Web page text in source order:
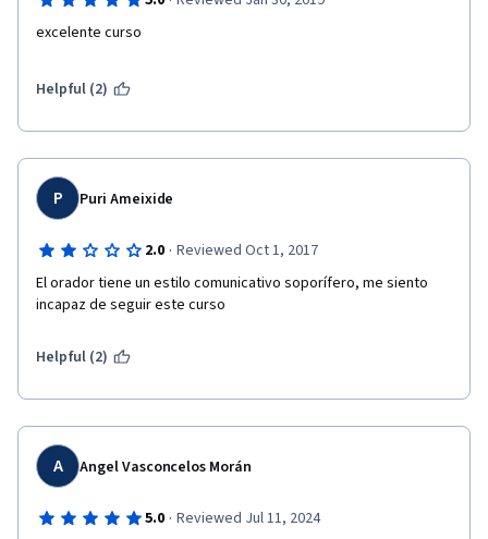
excelente curso
Helpful (2)
P Puri Ameixide
2.0 · Reviewed Oct 1, 2017
El orador tiene un estilo comunicativo soporífero, me siento
incapaz de seguir este curso
Helpful (2)
A Angel Vasconcelos Morán
5.0 · Reviewed Jul 11, 2024